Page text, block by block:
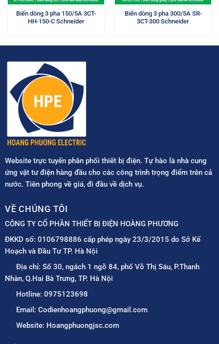
Biến dòng 3 pha 150/5A 3CT-
HH-150-C Schneider
Biến dòng 3 pha 300/5A SR-
3CT-300 Schneider
Website trực tuyến phân phối thiết bị điện. Tự hào là nhà cung
ứng vật tư điện hàng đầu cho các công trình trọng điểm trên cả
nước. Tiên phong về giá, đi đầu về dịch vụ.
VỀ CHÚNG TÔI
CÔNG TY CỔ PHẦN THIẾT BỊ ĐIỆN HOÀNG PHƯƠNG
ĐKKD số: 0106798886 cấp phép ngày 23/3/2015 do Sở Kế
Hoạch và Đầu Tư TP. Hà Nội
Địa chỉ: Số 30, ngách 1 ngõ 84, phố Võ Thị Sáu, P.Thanh
Nhàn, Q.Hai Bà Trưng, TP. Hà Nội
Hotline: 0975123698
Email: Codienhoangphuong@gmail.com
Website: Hoangphuongjsc.com